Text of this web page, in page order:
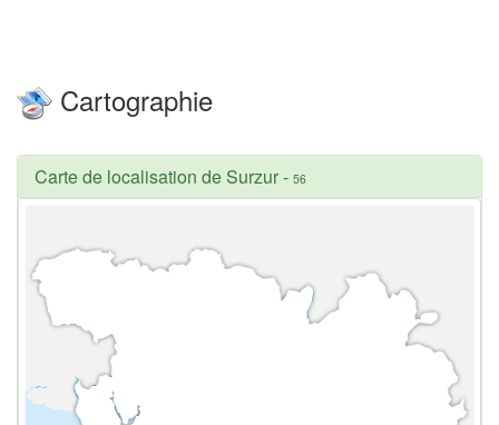
Cartographie
Carte de localisation de Surzur- 56